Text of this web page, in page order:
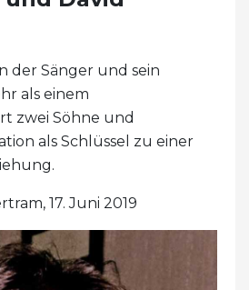
der Sänger und sein
als einem
zwei Söhne und
als Schlüssel zu einer
17. Juni 2019